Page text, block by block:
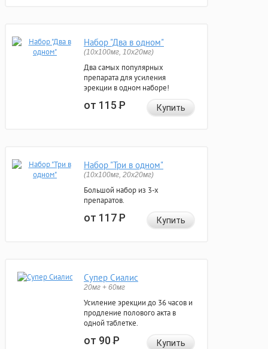
Набор "Два в одном"
(10x100мг, 10x20мг)
Два самых популярных
препарата для усиления
эрекции в одном наборе!
от 115Р Купить
Набор "Три в одном"
(10x100мг, 20x20мг)
Большой набор из 3-х
препаратов.
от 117Р Купить
Супер Сиалис
20мг + 60мг
Усиление эрекции до 36 часов и
продление полового акта в
одной таблетке.
от 90Р Купить